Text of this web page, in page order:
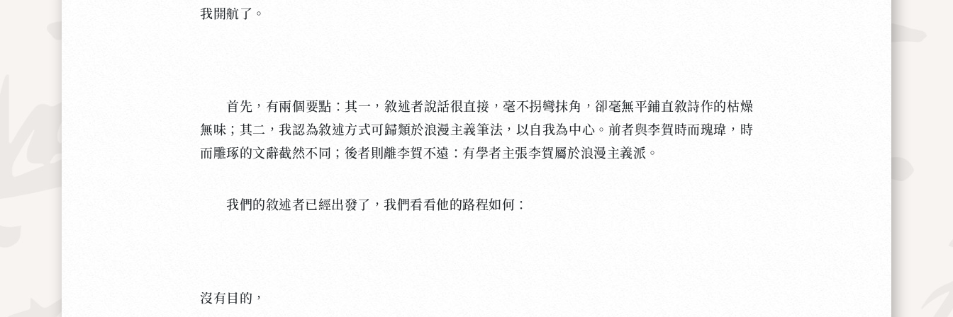
我開航了。
首先，有兩個要點：其一，敘述者說話很直接，毫不拐彎抹角，卻毫無平鋪直敘詩作的枯燥
無味；其二，我認為敘述方式可歸類於浪漫主義筆法，以自我為中心。前者與李賀時而瑰瑋，時
而雕琢的文辭截然不同；後者則離李賀不遠：有學者主張李賀屬於浪漫主義派。
我們的敘述者已經出發了，我們看看他的路程如何：
沒有目的，